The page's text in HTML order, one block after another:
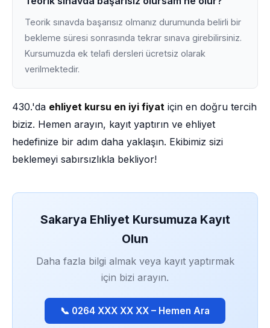
Teorik sınavda başarısız olmanız durumunda belirli bir
bekleme süresi sonrasında tekrar sınava girebilirsiniz.
Kursumuzda ek telafi dersleri ücretsiz olarak
verilmektedir.
430.'da ehliyet kursu en iyi fiyat için en doğru tercih
biziz. Hemen arayın, kayıt yaptırın ve ehliyet
hedefinize bir adım daha yaklaşın. Ekibimiz sizi
beklemeyi sabırsızlıkla bekliyor!
Sakarya Ehliyet Kursumuza Kayıt
Olun
Daha fazla bilgi almak veya kayıt yaptırmak
için bizi arayın.
📞 0264 XXX XX XX – Hemen Ara